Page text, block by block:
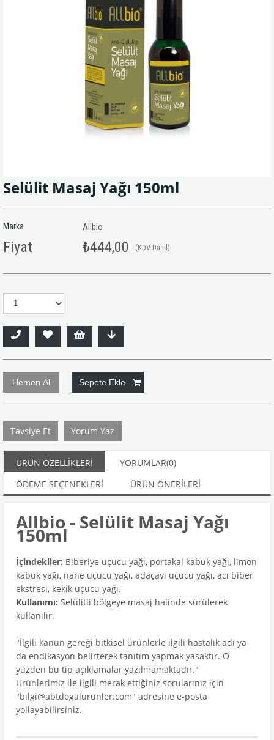
Selülit Masaj Yağı 150ml
Marka Allbio
Fiyat ₺444,00 (KDV Dahil)
Tavsiye Et Yorum Yaz
ÜRÜN ÖZELLIKLERI YORUMLAR(0)
ÖDEME SEÇENEKLERI
ÜRÜN ÖNERILERI
Allbio - Selülit Masaj Yağı
150ml
İçindekiler: Biberiye uçucu yağı, portakal kabuk yağı, limon
kabuk yağı, nane uçucu yağı, adaçayı uçucu yağı, acı biber
ekstresi, kekik uçucu yağı.
Kullanımı: Selülitli bölgeye masaj halinde sürülerek
kullanılır.
"İlgili kanun gereği bitkisel ürünlerle ilgili hastalık adı ya
da endikasyon belirterek tanıtım yapmak yasaktır. O
yüzden bu tip açıklamalar yazılmamaktadır."
Ürünlerimiz ile ilgili merak ettiğiniz sorularınız için
"bilgi@abtdogalurunler.com" adresine e-posta
yollayabilirsiniz.